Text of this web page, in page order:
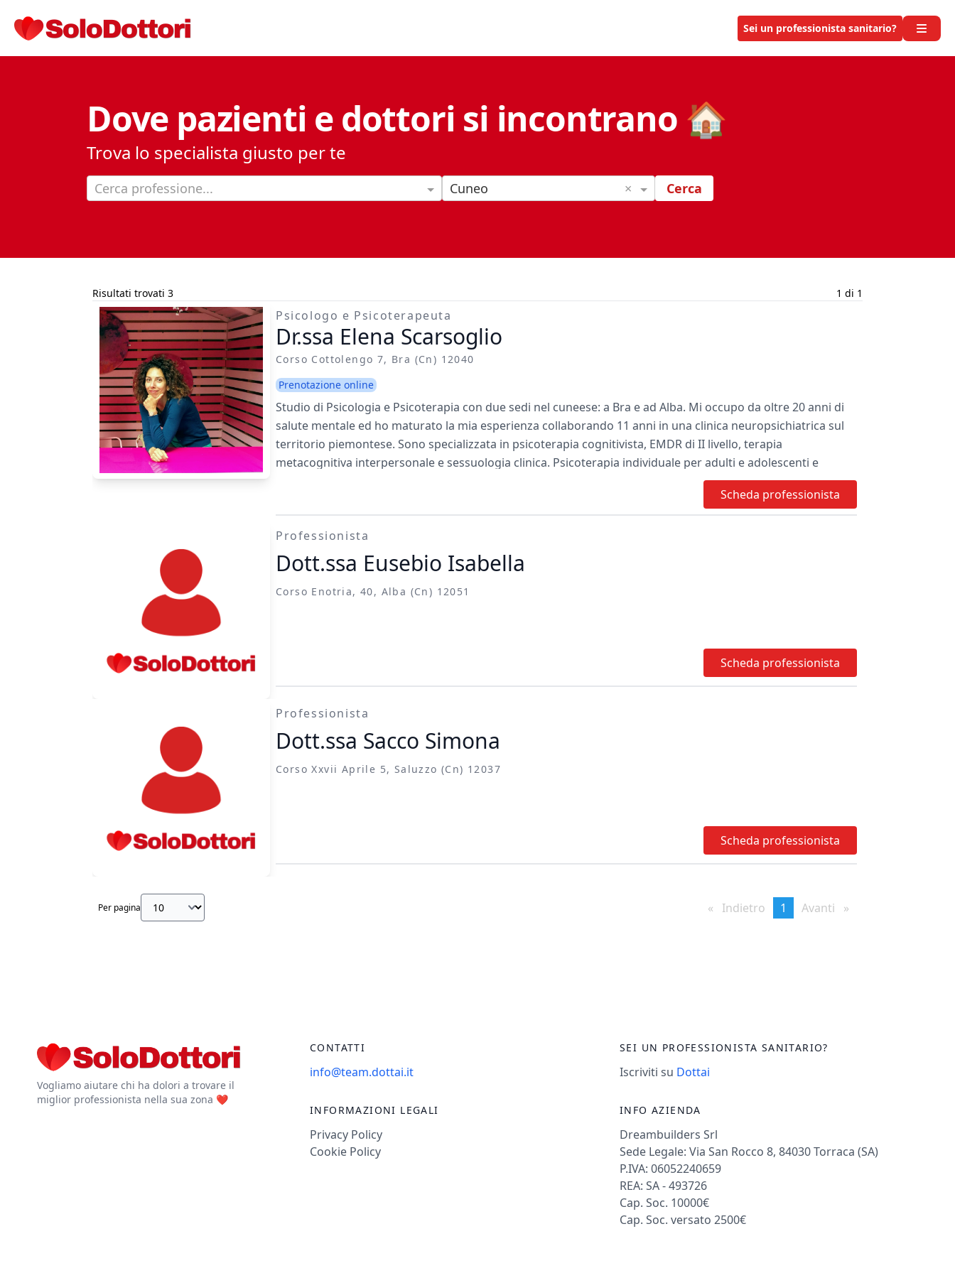
Sei un professionista sanitario?
Dove pazienti e dottori si incontrano 🏠
Trova lo specialista giusto per te
Cerca professione... Cuneo × Cerca
Risultati trovati 3 1 di 1
Psicologo e Psicoterapeuta
Dr.ssa Elena Scarsoglio
Corso Cottolengo 7, Bra (cn) 12040
Prenotazione online
Studio di Psicologia e Psicoterapia con due sedi nel cuneese: a Bra e ad Alba. Mi occupo da oltre 20 anni di
salute mentale ed ho maturato la mia esperienza collaborando 11 anni in una clinica neuropsichiatrica sul
territorio piemontese. Sono specializzata in psicoterapia cognitivista, EMDR di II livello, terapia
metacognitiva interpersonale e sessuologia clinica. Psicoterapia individuale per adulti e adolescenti e
psicoterapia di coppia. Principali disturbi trattati: - disturbi d’ansia - disturbi depressivi - disturbi sessuali -
disturbo post traumatico da stress Se vuoi prenotare un colloquio nella sede di Bra, clicca sul calendario e
scegli la data e l’orario che preferisci. Se vuoi prenotare un colloquio nella sede di Alba, contattami per
concordare l’appuntamento.
Scheda professionista
Professionista
Dott.ssa Eusebio Isabella
Corso Enotria, 40, Alba (cn) 12051
Scheda professionista
Professionista
Dott.ssa Sacco Simona
Corso Xxvii Aprile 5, Saluzzo (cn) 12037
Scheda professionista
Per pagina Indietro pageYou're
1 Avanti page
Vogliamo aiutare chi ha dolori a trovare il
miglior professionista nella sua zona ❤️
CONTATTI
info@team.dottai.it
INFORMAZIONI LEGALI
Privacy Policy
Cookie Policy
SEI UN PROFESSIONISTA SANITARIO?
Iscriviti su Dottai
INFO AZIENDA
Dreambuilders Srl
Sede Legale: Via San Rocco 8, 84030 Torraca (SA)
P.IVA: 06052240659
REA: SA - 493726
Cap. Soc. 10000€
Cap. Soc. versato 2500€